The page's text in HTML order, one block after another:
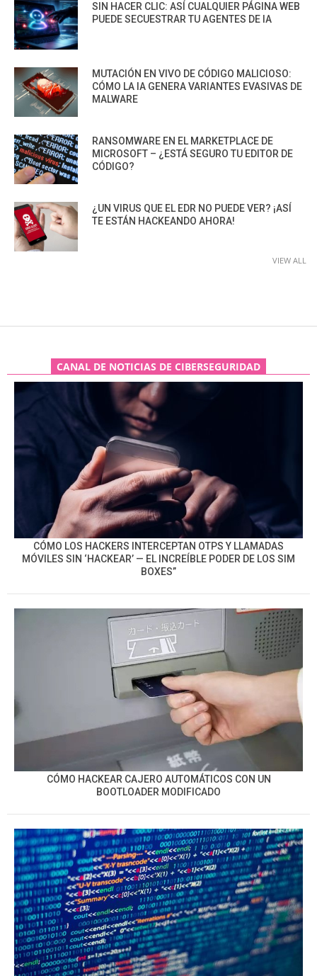
SIN HACER CLIC: ASÍ CUALQUIER PÁGINA WEB
PUEDE SECUESTRAR TU AGENTES DE IA
MUTACIÓN EN VIVO DE CÓDIGO MALICIOSO:
CÓMO LA IA GENERA VARIANTES EVASIVAS DE
MALWARE
RANSOMWARE EN EL MARKETPLACE DE
MICROSOFT – ¿ESTÁ SEGURO TU EDITOR DE
CÓDIGO?
¿UN VIRUS QUE EL EDR NO PUEDE VER? ¡ASÍ
TE ESTÁN HACKEANDO AHORA!
VIEW ALL
CANAL DE NOTICIAS DE CIBERSEGURIDAD
CÓMO LOS HACKERS INTERCEPTAN OTPS Y LLAMADAS
MÓVILES SIN ‘HACKEAR’ — EL INCREÍBLE PODER DE LOS SIM
BOXES”
CÓMO HACKEAR CAJERO AUTOMÁTICOS CON UN
BOOTLOADER MODIFICADO